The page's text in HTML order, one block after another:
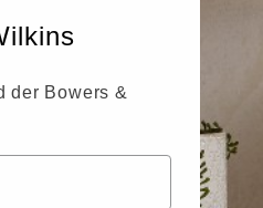
der Bowers &